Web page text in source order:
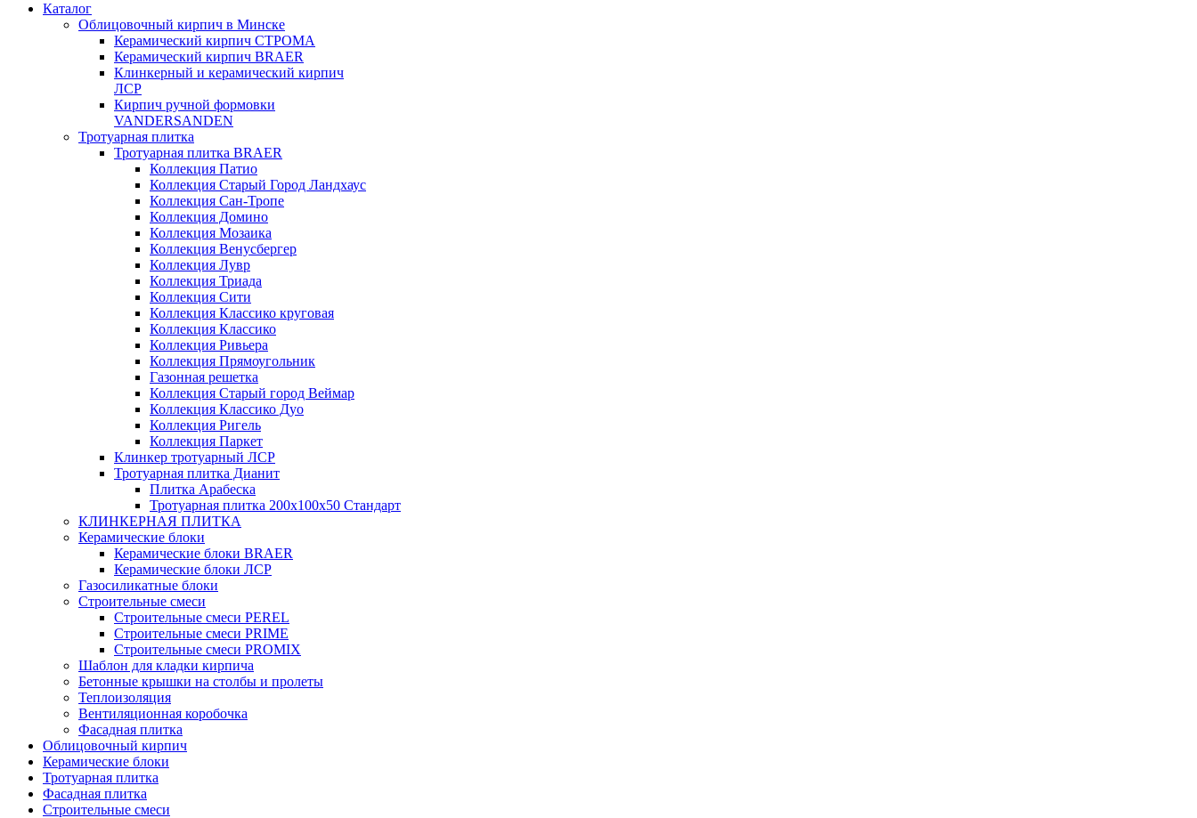
Каталог
Облицовочный кирпич в Минске
Керамический кирпич СТРОМА
Керамический кирпич BRAER
Клинкерный и керамический кирпич
ЛСР
Кирпич ручной формовки
VANDERSANDEN
Тротуарная плитка
Тротуарная плитка BRAER
Коллекция Патио
Коллекция Старый Город Ландхаус
Коллекция Сан-Тропе
Коллекция Домино
Коллекция Мозаика
Коллекция Венусбергер
Коллекция Лувр
Коллекция Триада
Коллекция Сити
Коллекция Классико круговая
Коллекция Классико
Коллекция Ривьера
Коллекция Прямоугольник
Газонная решетка
Коллекция Старый город Веймар
Коллекция Классико Дуо
Коллекция Ригель
Коллекция Паркет
Клинкер тротуарный ЛСР
Тротуарная плитка Дианит
Плитка Арабеска
Тротуарная плитка 200х100х50 Стандарт
КЛИНКЕРНАЯ ПЛИТКА
Керамические блоки
Керамические блоки BRAER
Керамические блоки ЛСР
Газосиликатные блоки
Строительные смеси
Строительные смеси PEREL
Строительные смеси PRIME
Строительные смеси PROMIX
Шаблон для кладки кирпича
Бетонные крышки на столбы и пролеты
Теплоизоляция
Вентиляционная коробочка
Фасадная плитка
Облицовочный кирпич
Керамические блоки
Тротуарная плитка
Фасадная плитка
Строительные смеси